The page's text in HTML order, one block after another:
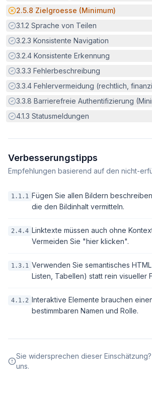
Potenzielle Barriere:
2.5.8 Zielgroesse (Minimum)
Erfüllt:
3.1.2 Sprache von Teilen
Erfüllt:
3.2.3 Konsistente Navigation
Erfüllt:
3.2.4 Konsistente Erkennung
Erfüllt:
3.3.3 Fehlerbeschreibung
Erfüllt:
3.3.4 Fehlervermeidung (rechtlich,
Erfüllt:
3.3.8 Barrierefreie Authentifizierung
Erfüllt:
4.1.3 Statusmeldungen
Verbesserungstipps
Empfehlungen basierend auf den nicht-
1.1.1 Fügen Sie allen Bildern
die den Bildinhalt vermitteln.
2.4.4 Linktexte müssen auch ohne
Vermeiden Sie "hier klicken".
1.3.1 Verwenden Sie semantisches
Listen, Tabellen) statt rein visueller
4.1.2 Interaktive Elemente brauchen
bestimmbaren Namen und Rolle.
Sie widersprechen dieser
uns.